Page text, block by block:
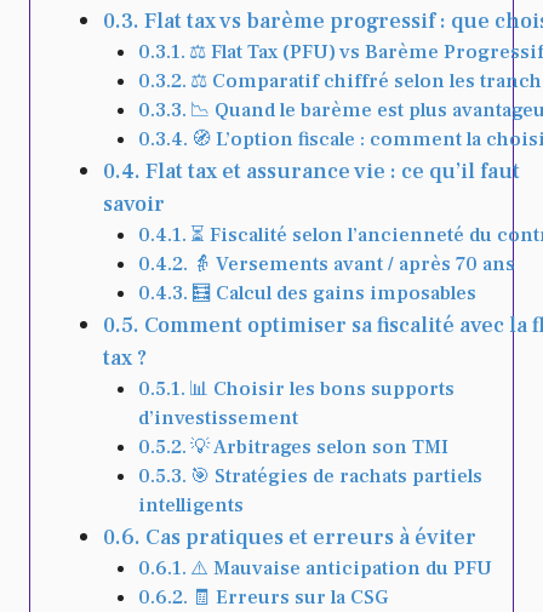
Flat tax vs barème progressif : que
⚖️ Flat Tax (PFU) vs Barème Progressif
⚖️ Comparatif chiffré selon les
📉 Quand le barème est plus
🧭 L’option fiscale : comment la
Flat tax et assurance vie : ce qu’il faut
savoir
⏳ Fiscalité selon l’ancienneté du
👵 Versements avant / après 70 ans
🧮 Calcul des gains imposables
Comment optimiser sa fiscalité avec la
tax ?
📊 Choisir les bons supports
d’investissement
💡 Arbitrages selon son TMI
🎯 Stratégies de rachats partiels
intelligents
Cas pratiques et erreurs à éviter
⚠️ Mauvaise anticipation du PFU
🧾 Erreurs sur la CSG